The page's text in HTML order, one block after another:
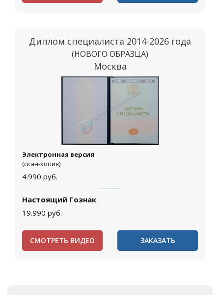
Диплом специалиста 2014-2026 года
(НОВОГО ОБРАЗЦА)
Москва
Электронная версия
(скан-копия)
4.990 руб.
Настоящий Гознак
19.990 руб.
СМОТРЕТЬ ВИДЕО ЗАКАЗАТЬ